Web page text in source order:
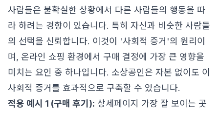
사람들은 불확실한 상황에서 다른 사람들의 행동을 따
라 하려는 경향이 있습니다. 특히 자신과 비슷한 사람들
의 선택을 신뢰합니다. 이것이 '사회적 증거'의 원리이
며, 온라인 쇼핑 환경에서 구매 결정에 가장 큰 영향을
미치는 요인 중 하나입니다. 소상공인은 자본 없이도 이
사회적 증거를 효과적으로 구축할 수 있습니다.
적용 예시 1 (구매 후기): 상세페이지 가장 잘 보이는 곳